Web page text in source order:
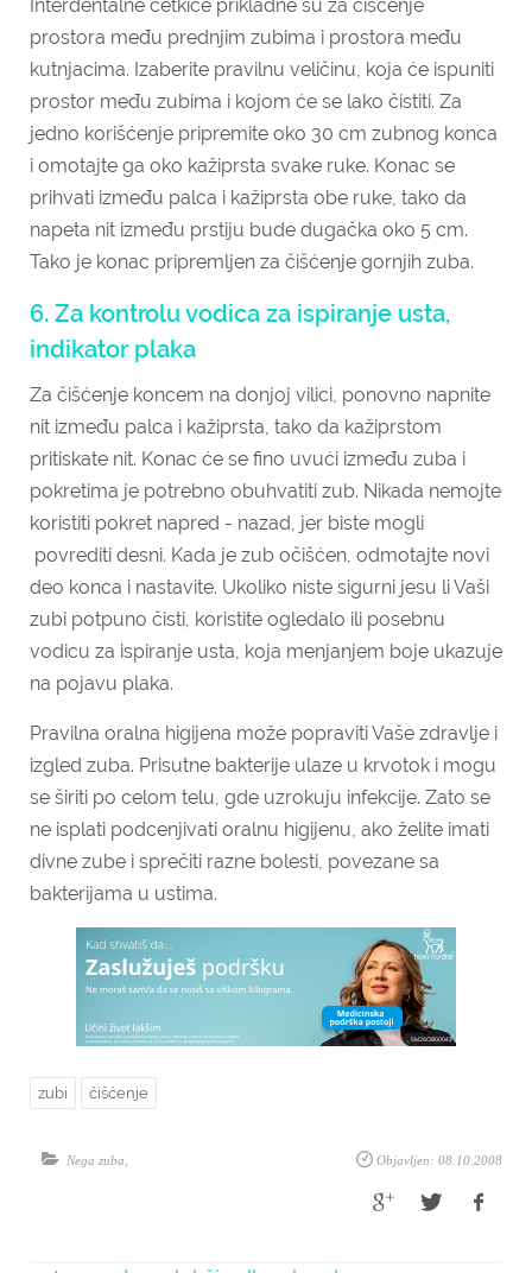
Interdentalne četkice prikladne su za čišćenje
prostora među prednjim zubima i prostora među
kutnjacima. Izaberite pravilnu veličinu, koja će ispuniti
prostor među zubima i kojom će se lako čistiti. Za
jedno korišćenje pripremite oko 30 cm zubnog konca
i omotajte ga oko kažiprsta svake ruke. Konac se
prihvati između palca i kažiprsta obe ruke, tako da
napeta nit između prstiju bude dugačka oko 5 cm.
Tako je konac pripremljen za čišćenje gornjih zuba.
6. Za kontrolu vodica za ispiranje usta,
indikator plaka
Za čišćenje koncem na donjoj vilici, ponovno napnite
nit između palca i kažiprsta, tako da kažiprstom
pritiskate nit. Konac će se fino uvući između zuba i
pokretima je potrebno obuhvatiti zub. Nikada nemojte
koristiti pokret napred - nazad, jer biste mogli
povrediti desni. Kada je zub očišćen, odmotajte novi
deo konca i nastavite. Ukoliko niste sigurni jesu li Vaši
zubi potpuno čisti, koristite ogledalo ili posebnu
vodicu za ispiranje usta, koja menjanjem boje ukazuje
na pojavu plaka.
Pravilna oralna higijena može popraviti Vaše zdravlje i
izgled zuba. Prisutne bakterije ulaze u krvotok i mogu
se širiti po celom telu, gde uzrokuju infekcije. Zato se
ne isplati podcenjivati oralnu higijenu, ako želite imati
divne zube i sprečiti razne bolesti, povezane sa
bakterijama u ustima.
zubi čišćenje
Objavljen: 08.10.2008
Nega zuba